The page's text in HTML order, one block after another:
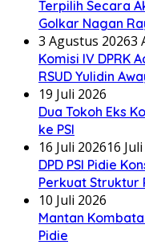
Terpilih Secara
Golkar Nagan
3 Agustus 20263
Komisi IV DPRK
RSUD Yulidin
19 Juli 2026
Dua Tokoh Eks
ke PSI
16 Juli 202616
DPD PSI Pidie
Perkuat Struktur
10 Juli 2026
Mantan
Pidie